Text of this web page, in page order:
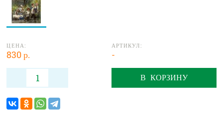
ЦЕНА:
830 р.
АРТИКУЛ:
-
В КОРЗИНУ